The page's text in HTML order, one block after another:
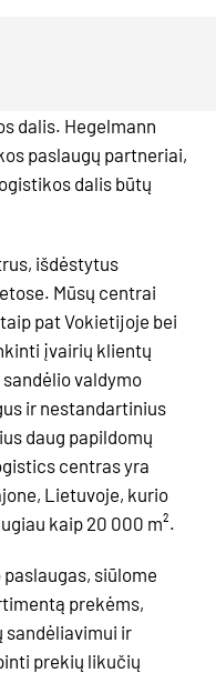
dalis. Hegelmann
paslaugų partneriai,
dalis būtų
išdėstytus
Mūsų centrai
pat Vokietijoje bei
įvairių klientų
valdymo
ir nestandartinius
daug papildomų
centras yra
Lietuvoje, kurio
kaip 20 000 m².
siūlome
prekėms,
sandėliavimui ir
prekių likučių